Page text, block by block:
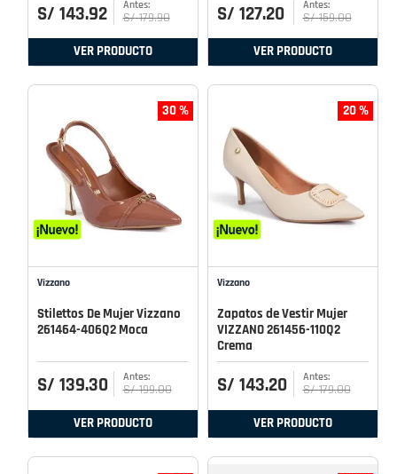
S/ 143.92 S/ 179.90
VER PRODUCTO
S/ 127.20 S/ 159.00
VER PRODUCTO
30 %
Vizzano
Stilettos De Mujer Vizzano
261464-406Q2 Moca
S/ 139.30 S/ 199.00
VER PRODUCTO
20 %
Vizzano
Zapatos de Vestir Mujer
VIZZANO 261456-110Q2
Crema
S/ 143.20 S/ 179.00
VER PRODUCTO